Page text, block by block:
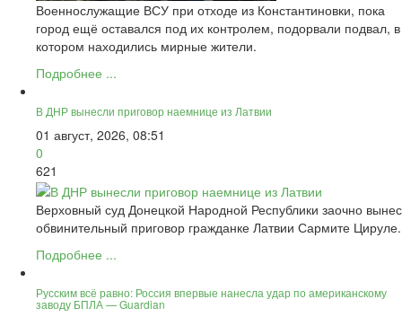
Военнослужащие ВСУ при отходе из Константиновки, пока
город ещё оставался под их контролем, подорвали подвал, в
котором находились мирные жители.
Подробнее ...
В ДНР вынесли приговор наемнице из Латвии
01 август, 2026, 08:51
0
621
Верховный суд Донецкой Народной Республики заочно вынес
обвинительный приговор гражданке Латвии Сармите Цируле.
Подробнее ...
Русским всё равно: Россия впервые нанесла удар по американскому
заводу БПЛА — Guardian